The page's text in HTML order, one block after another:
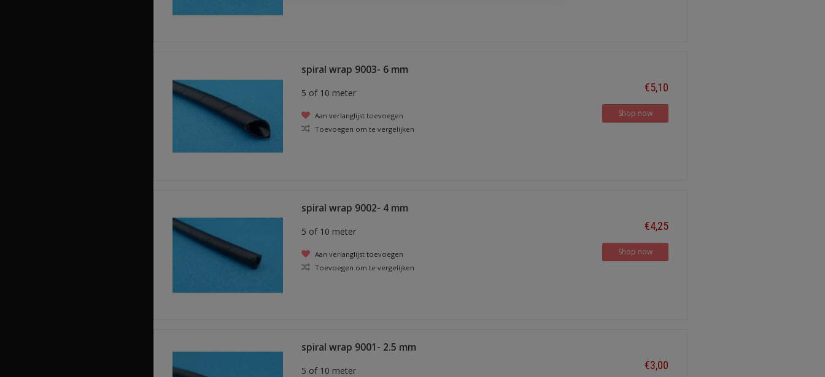
spiral wrap 9003- 6 mm
5 of 10 meter
Aan verlanglijst toevoegen
Toevoegen om te vergelijken
€5,10
Shop now
spiral wrap 9002- 4 mm
5 of 10 meter
Aan verlanglijst toevoegen
Toevoegen om te vergelijken
€4,25
Shop now
spiral wrap 9001- 2.5 mm
5 of 10 meter €3,00